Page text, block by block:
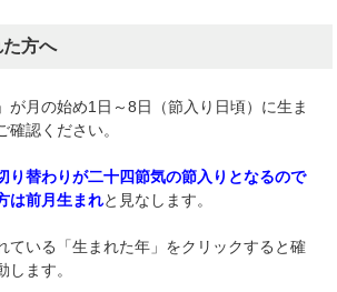
方へ
が月の始め1日～8日（節入り日頃）に生ま
確認ください。
り替わりが二十四節気の節入りとなるので
は前月生まれと見なします。
ている「生まれた年」をクリックすると確
します。